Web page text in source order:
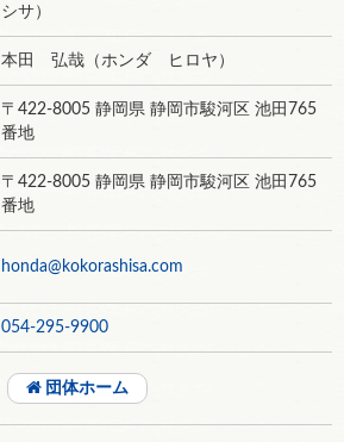
シサ）
本田 弘哉（ホンダ ヒロヤ）
〒422-8005 静岡県 静岡市駿河区 池田765
番地
〒422-8005 静岡県 静岡市駿河区 池田765
番地
honda@kokorashisa.com
054-295-9900
団体ホーム